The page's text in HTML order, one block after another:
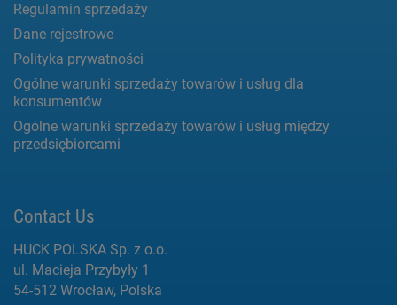
Regulamin sprzedaży
Dane rejestrowe
Polityka prywatności
Ogólne warunki sprzedaży towarów i usług dla
konsumentów
Ogólne warunki sprzedaży towarów i usług między
przedsiębiorcami
Contact Us
HUCK POLSKA Sp. z o.o.
ul. Macieja Przybyły 1
54-512 Wrocław, Polska